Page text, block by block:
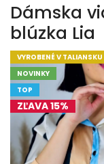
Dámska
blúzka Lia
VYROBENÉ V TALIANSKU
NOVINKY
TOP
ZĽAVA 15%